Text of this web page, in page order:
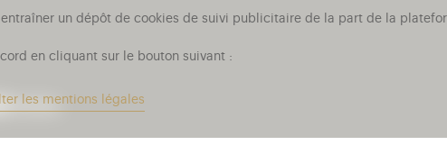
un dépôt de cookies de suivi publicitaire de la part de la
en cliquant sur le bouton suivant :
les mentions légales